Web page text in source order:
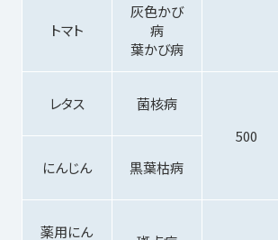
トマト
灰色かび
病
葉かび病
レタス
菌核病
500
にんじん 黒葉枯病
薬用にん